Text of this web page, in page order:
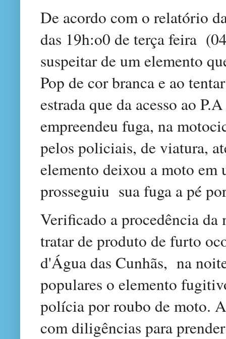
De acordo com o relatório
das 19h:o0 de terça feira
suspeitar de um elemento
Pop de cor branca e ao
estrada que da acesso ao
empreendeu fuga, na
pelos policiais, de viatura,
elemento deixou a moto em
prosseguiu sua fuga a pé
Verificado a procedência
tratar de produto de furto
d'Água das Cunhãs, na
populares o elemento
polícia por roubo de moto.
com diligências para